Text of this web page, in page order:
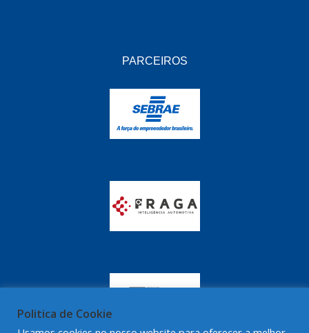
PARCEIROS
Politica de Cookie